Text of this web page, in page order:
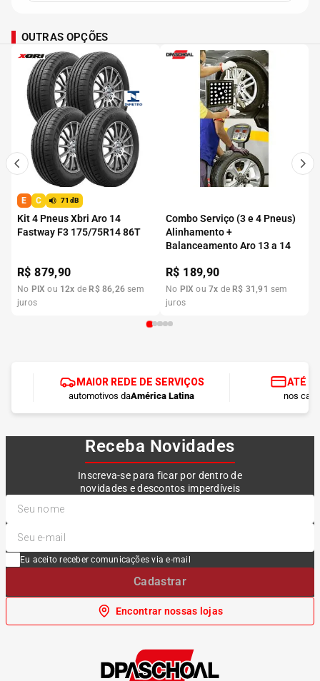
OUTRAS OPÇÕES
E C 71dB
Kit 4 Pneus Xbri Aro 14
Fastway F3 175/75R14 86T
R$879,90
No PIX ou 12x de R$ 86,26 sem
juros
Combo Serviço (3 e 4 Pneus)
Alinhamento +
Balanceamento Aro 13 a 14
R$ 189,90
No PIX ou7x de R$ 31 ,91 sem
juros
MAIOR REDE DE SERVIÇOS
automotivos daAmérica Latina
ATÉ
nos
Receba Novidades
Inscreva-se para ficar por dentro de
novidades e descontos imperdíveis
Eu aceito receber comunicações via e-mail
Cadastrar
Encontrar nossas lojas